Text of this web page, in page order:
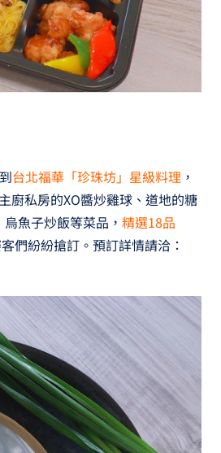
台北福華「珍珠坊」星級料理，
廚私房的XO醬炒雞球、道地的糖
魚子炒飯等菜品， 精選18品
們紛紛搶訂。預訂詳情請洽：